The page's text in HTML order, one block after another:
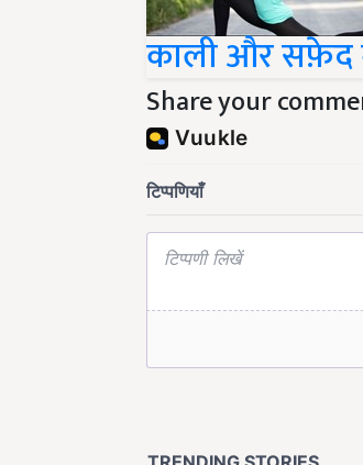
काली और सफ़ेद
Share your